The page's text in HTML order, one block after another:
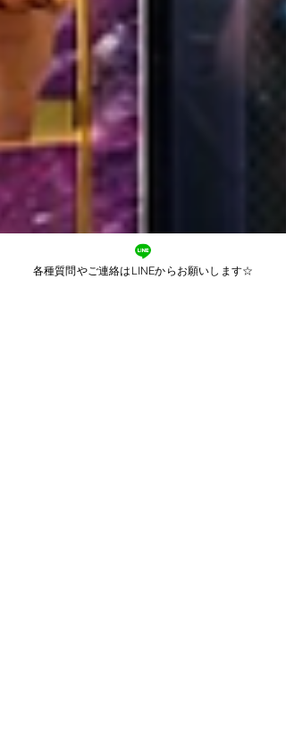
各種質問やご連絡はLINEからお願いします☆